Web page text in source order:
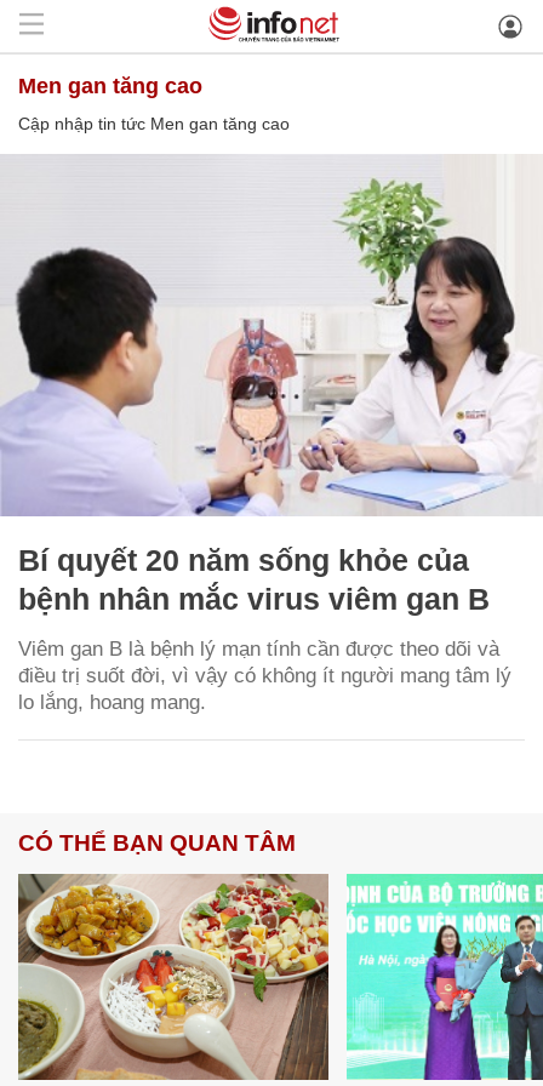
Men gan tăng cao
Cập nhập tin tức Men gan tăng cao
Bí quyết 20 năm sống khỏe của
bệnh nhân mắc virus viêm gan B
Viêm gan B là bệnh lý mạn tính cần được theo dõi và
điều trị suốt đời, vì vậy có không ít người mang tâm lý
lo lắng, hoang mang.
CÓ THỂ BẠN QUAN TÂM